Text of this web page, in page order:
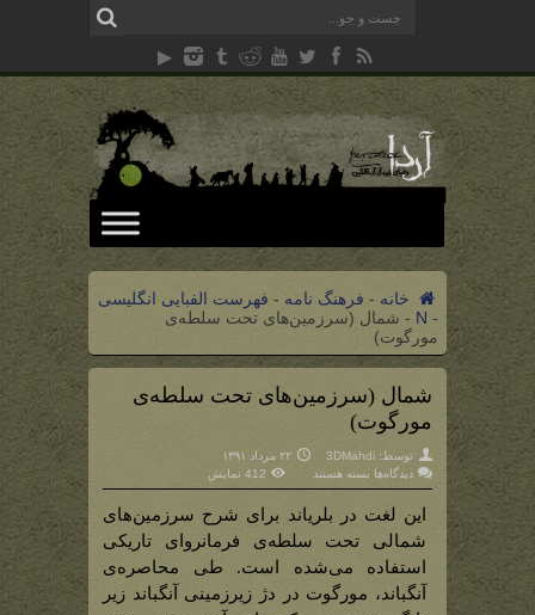
خانه - فرهنگ نامه - فهرست الفبایی انگلیسی
-
N
- شمال (سرزمین‌های تحت سلطه‌ی
مورگوت)
شمال (سرزمین‌های تحت سلطه‌ی
مورگوت)
توسط: 3DMahdi
۲۲ مرداد ۱۳۹۱
دیدگاه‌ها برای
تحت
سلطه‌ی
مورگوت)
بسته هستند 412 نمایش
این لغت در بلریاند برای شرح سرزمین‌های
شمالی تحت سلطه‌ی فرمانروای تاریکی
استفاده می‌شده است. طی محاصره‌ی
آنگباند، مورگوت در دژ زیرزمینی آنگباند زیر